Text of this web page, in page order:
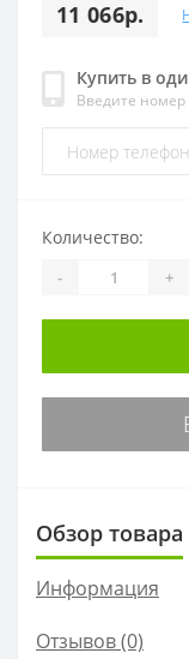
11 066р.
Купить в
Введите
Количество:
- +
Обзор товара
Информация
Отзывов (0)